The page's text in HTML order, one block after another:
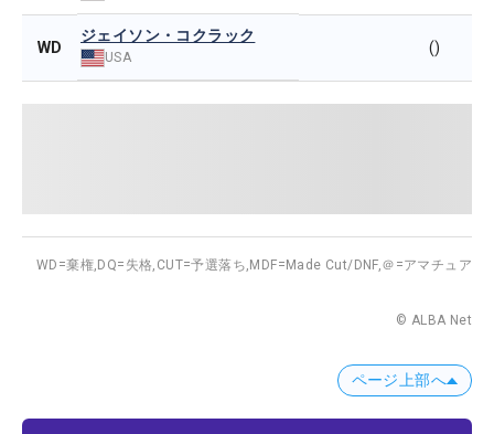
WD
ジェイソン・コクラック
USA
()
WD=棄権, DQ=失格, CUT=予選落ち, MDF=Made Cut/DNF,＠=アマチュア
© ALBA Net
ページ上部へ